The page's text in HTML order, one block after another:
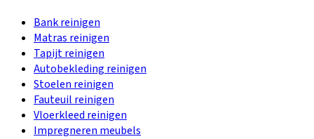
Bank reinigen
Matras reinigen
Tapijt reinigen
Autobekleding reinigen
Stoelen reinigen
Fauteuil reinigen
Vloerkleed reinigen
Impregneren meubels